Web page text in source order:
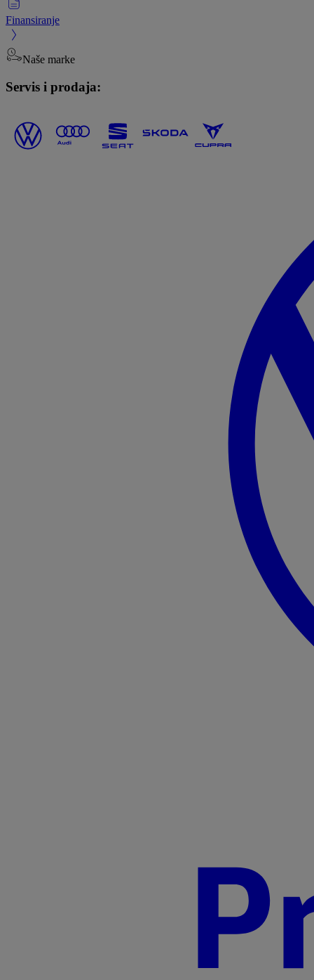
Finansiranje
Naše marke
Servis i prodaja: